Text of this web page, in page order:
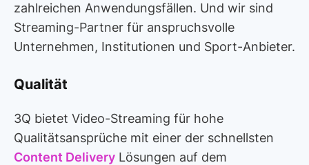
zahlreichen Anwendungsfällen. Und wir sind
Streaming-Partner für anspruchsvolle
Unternehmen, Institutionen und Sport-Anbieter.
Qualität
3Q bietet Video-Streaming für hohe
Qualitätsansprüche mit einer der schnellsten
Content Delivery Lösungen auf dem